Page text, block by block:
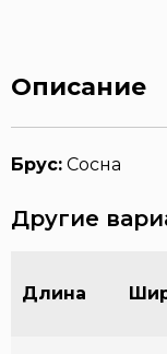
Описание
Брус: Сосна
Другие
Длина